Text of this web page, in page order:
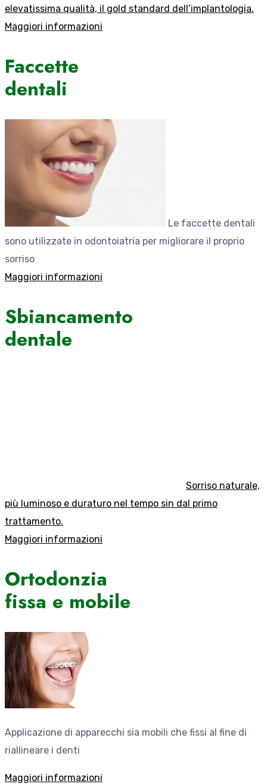
elevatissima qualità, il gold standard dell’implantologia.
Maggiori informazioni
Faccette
dentali
Le faccette dentali
sono utilizzate in odontoiatria per migliorare il proprio
sorriso
Maggiori informazioni
Sbiancamento
dentale
Sorriso naturale,
più luminoso e duraturo nel tempo sin dal primo
trattamento.
Maggiori informazioni
Ortodonzia
fissa e mobile
Applicazione di apparecchi sia mobili che fissi al fine di
riallineare i denti
Maggiori informazioni